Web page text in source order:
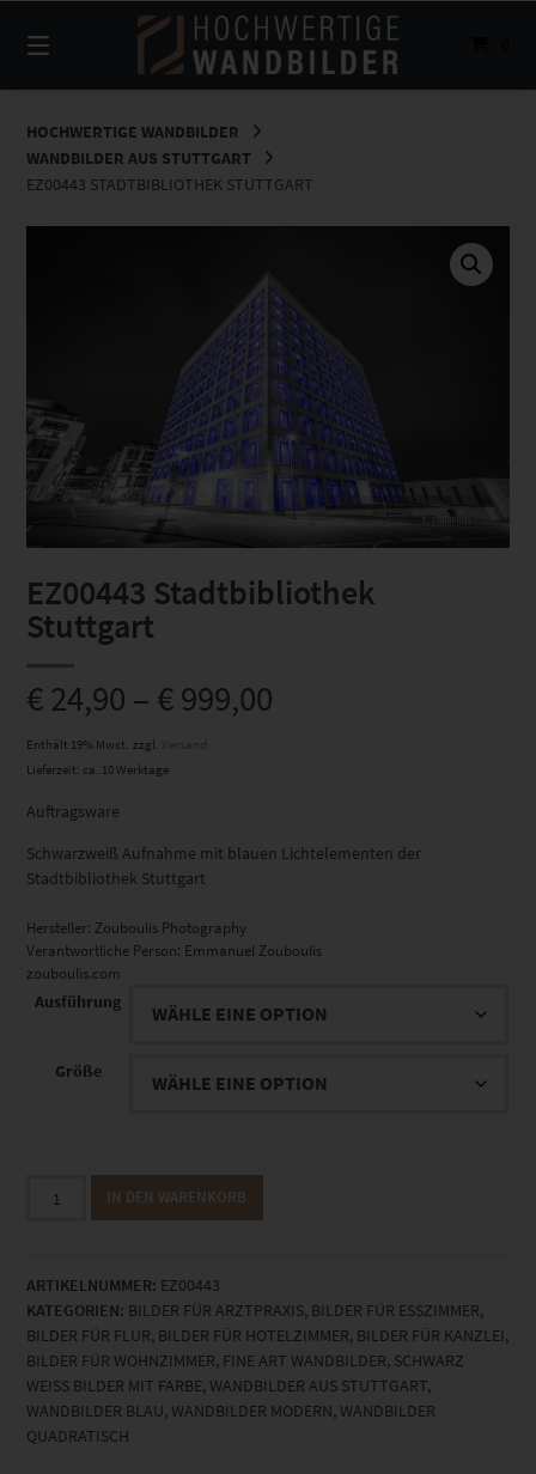
zum
Inhalt
HOCHWERTIGE WANDBILDER
WANDBILDER AUS STUTTGART
EZ00443 STADTBIBLIOTHEK STUTTGART
EZ00443 Stadtbibliothek
Stuttgart
€24,90 – €999,00
Enthält 19% Mwst. zzgl. Versand
Lieferzeit: ca. 10 Werktage
Auftragsware
Schwarzweiß Aufnahme mit blauen Lichtelementen der
Stadtbibliothek Stuttgart
Hersteller: Zouboulis Photography
Verantwortliche Person: Emmanuel Zouboulis
zouboulis.com
Ausführung
Größe
Stadtbibliothek
IN DEN WARENKORB
ARTIKELNUMMER: EZ00443
KATEGORIEN: BILDER FÜR ARZTPRAXIS, BILDER FÜR ESSZIMMER,
BILDER FÜR FLUR, BILDER FÜR HOTELZIMMER, BILDER FÜR KANZLEI,
BILDER FÜR WOHNZIMMER, FINE ART WANDBILDER, SCHWARZ
WEISS BILDER MIT FARBE , WANDBILDER AUS STUTTGART,
WANDBILDER BLAU, WANDBILDER MODERN, WANDBILDER
QUADRATISCH